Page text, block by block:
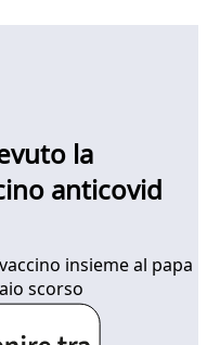
la
anticovid
insieme al papa
scorso